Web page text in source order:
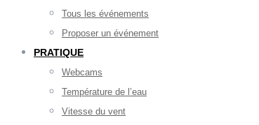
Tous les événements
Proposer un événement
PRATIQUE
Webcams
Température de l’eau
Vitesse du vent